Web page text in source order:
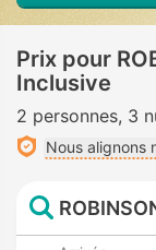
Prix pour
Inclusive
2 personnes 3
Nous alignons